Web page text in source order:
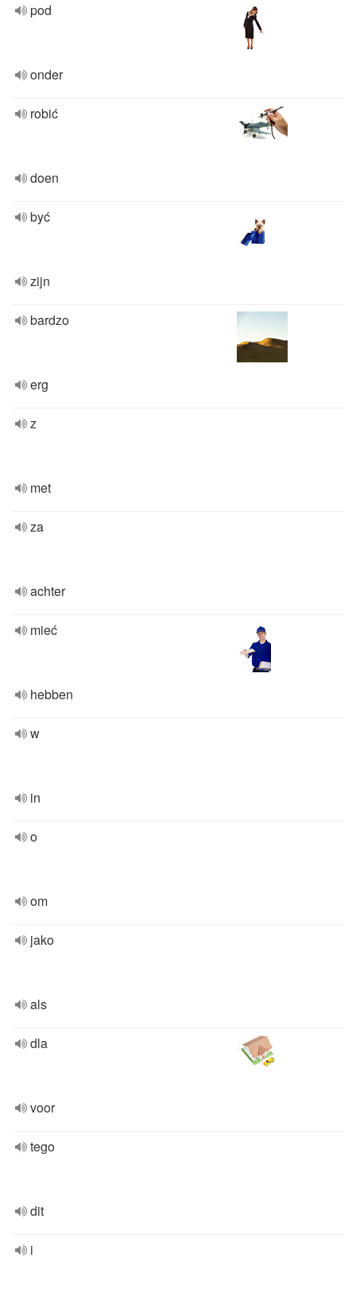
pod
onder
robić
doen
być
zijn
bardzo
erg
z
met
za
achter
mieć
hebben
w
in
o
om
jako
als
dla
voor
tego
dit
i